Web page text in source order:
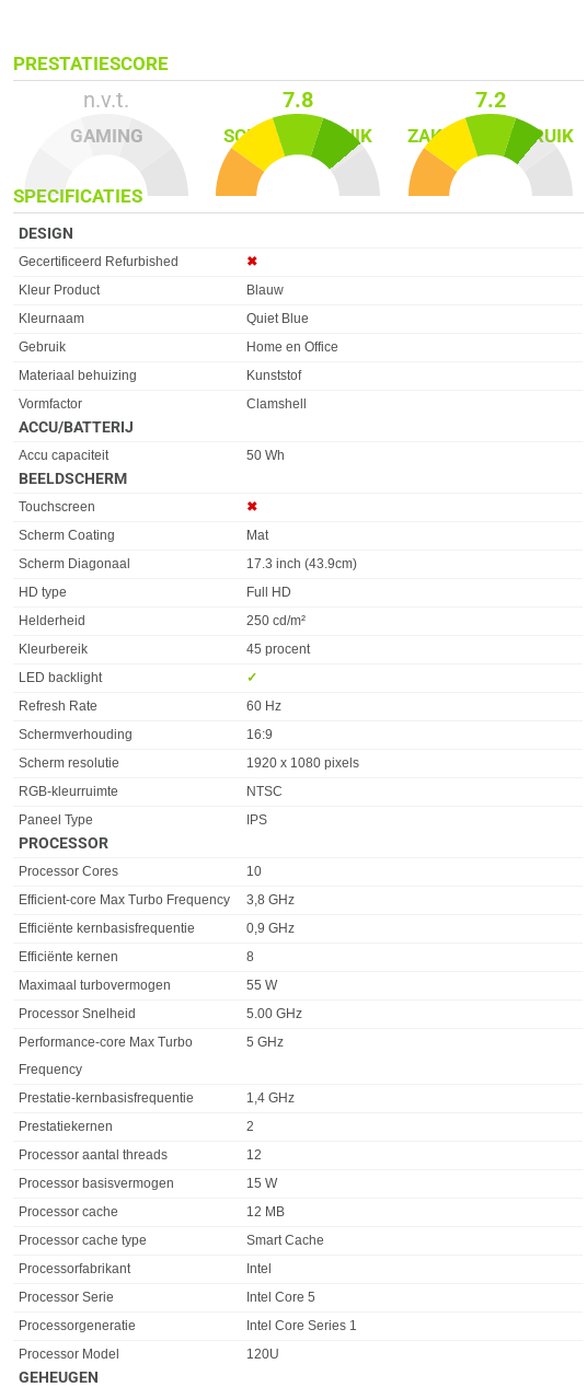
PRESTATIESCORE
n.v.t.
GAMING
7.8
SCHOOL­GEBRUIK
7.2
ZAKELIJK GEBRUIK
SPECIFICATIES
DESIGN
Eigenschap Waarde
Gecertificeerd Refurbished
✖︎
Kleur Product
Blauw
Kleurnaam
Quiet Blue
Gebruik
Home en Office
Materiaal behuizing
Kunststof
Vormfactor
Clamshell
ACCU/BATTERIJ
Eigenschap Waarde
Accu capaciteit 50 Wh
BEELDSCHERM
Eigenschap
Touchscreen
✖︎
Scherm Coating
Mat
Scherm Diagonaal
17.3 inch (43.9cm)
HD type
Full HD
Helderheid
250 cd/m²
Kleurbereik
45 procent
LED backlight
✓︎
Refresh Rate
60 Hz
Schermverhouding
16:9
Scherm resolutie
1920 x 1080 pixels
RGB-kleurruimte
NTSC
Paneel Type
IPS
PROCESSOR
Eigenschap Waarde
Processor Cores
10
Efficient-core Max Turbo Frequency
3,8 GHz
Efficiënte kernbasisfrequentie
0,9 GHz
Efficiënte kernen
8
Maximaal turbovermogen
55 W
Processor Snelheid
5.00 GHz
Performance-core Max Turbo
Frequency
5 GHz
Prestatie-kernbasisfrequentie
1,4 GHz
Prestatiekernen
2
Processor aantal threads
12
Processor basisvermogen
15 W
Processor cache
12 MB
Processor cache type
Smart Cache
Processorfabrikant
Intel
Processor Serie
Intel Core 5
Processorgeneratie
Intel Core Series 1
Processor Model
120U
GEHEUGEN